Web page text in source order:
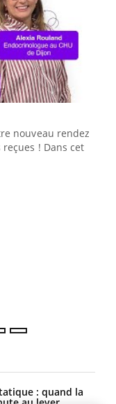
nouveau rendez-
! Dans cet
: quand la